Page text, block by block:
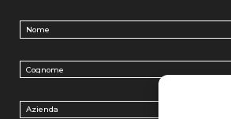
Nome
Cognome
Azienda